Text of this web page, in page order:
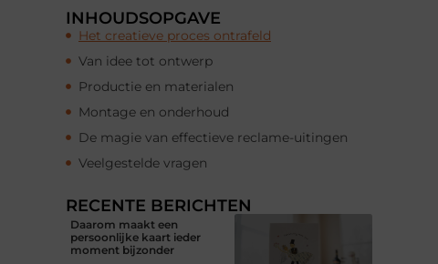
INHOUDSOPGAVE
Het creatieve proces ontrafeld
Van idee tot ontwerp
Productie en materialen
Montage en onderhoud
De magie van effectieve reclame-uitingen
Veelgestelde vragen
RECENTE BERICHTEN
Daarom maakt een
persoonlijke kaart ieder
moment bijzonder